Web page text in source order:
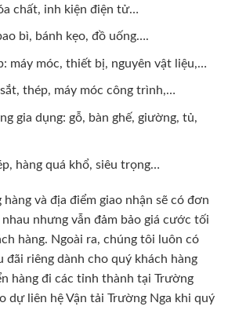
chất, inh kiện điện tử…
bì, bánh kẹo, đồ uống….
máy móc, thiết bị, nguyên vật liệu,…
thép, máy móc công trình,…
gia dụng: gỗ, bàn ghế, giường, tủ,
hàng quá khổ, siêu trọng…
và địa điểm giao nhận sẽ có đơn
nhưng vẫn đảm bảo giá cước tối
hàng. Ngoài ra, chúng tôi luôn có
đãi riêng dành cho quý khách hàng
hàng đi các tỉnh thành tại Trường
dự liên hệ Vận tải Trường Nga khi quý